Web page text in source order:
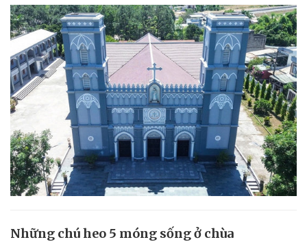
Những chú heo 5 móng sống ở chùa